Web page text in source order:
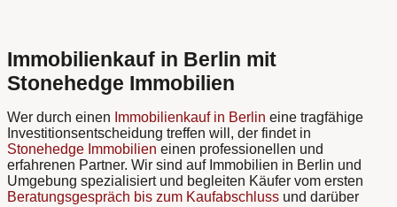
Immobilienkauf in Berlin mit
Stonehedge Immobilien
Wer durch einen Immobilienkauf in Berlin eine tragfähige
Investitionsentscheidung treffen will, der findet in
Stonehedge Immobilien einen professionellen und
erfahrenen Partner. Wir sind auf Immobilien in Berlin und
Umgebung spezialisiert und begleiten Käufer vom ersten
Beratungsgespräch bis zum Kaufabschluss und darüber